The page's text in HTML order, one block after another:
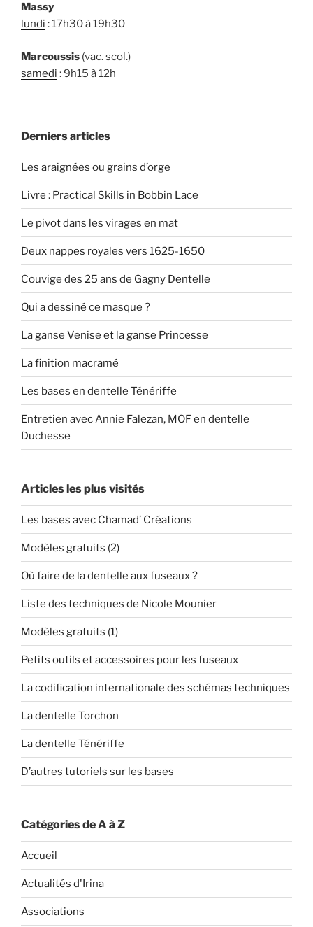
Massy
lundi : 17h30 à 19h30
Marcoussis (vac. scol.)
samedi : 9h15 à 12h
Derniers articles
Les araignées ou grains d’orge
Livre : Practical Skills in Bobbin Lace
Le pivot dans les virages en mat
Deux nappes royales vers 1625-1650
Couvige des 25 ans de Gagny Dentelle
Qui a dessiné ce masque ?
La ganse Venise et la ganse Princesse
La finition macramé
Les bases en dentelle Ténériffe
Entretien avec Annie Falezan, MOF en dentelle
Duchesse
Articles les plus visités
Les bases avec Chamad’ Créations
Modèles gratuits (2)
Où faire de la dentelle aux fuseaux ?
Liste des techniques de Nicole Mounier
Modèles gratuits (1)
Petits outils et accessoires pour les fuseaux
La codification internationale des schémas techniques
La dentelle Torchon
La dentelle Ténériffe
D’autres tutoriels sur les bases
Catégories de A à Z
Accueil
Actualités d'Irina
Associations